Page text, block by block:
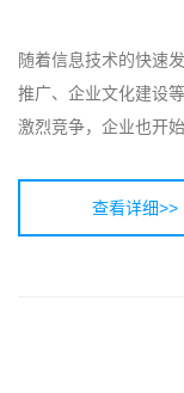
随着信息技术的快速
推广、企业文化建设
激烈竞争，企业也开
查看详细>>